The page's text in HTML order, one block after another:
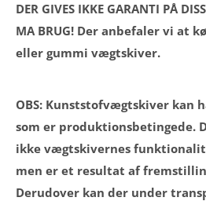
DER GIVES IKKE GARANTI PÅ
MA BRUG! Der anbefaler vi at
eller gummi vægtskiver.
OBS: Kunststofvægtskiver kan
som er produktionsbetingede.
ikke vægtskivernes
men er et resultat af
Derudover kan der under